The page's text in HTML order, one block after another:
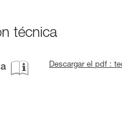
técnica
Descargar el pdf :